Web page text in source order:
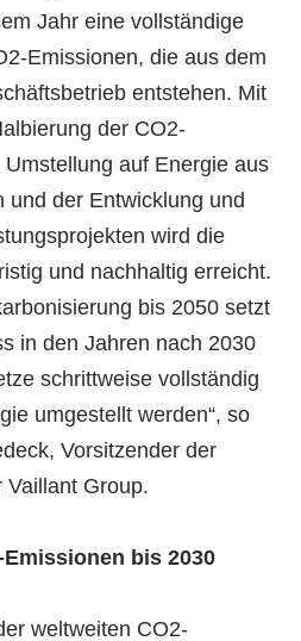
Jahr eine vollständige
Emissionen, die aus dem
entstehen. Mit
der CO2-
auf Energie aus
und der Entwicklung und
wird die
und nachhaltig erreicht.
bis 2050 setzt
in den Jahren nach 2030
schrittweise vollständig
umgestellt werden“, so
Vorsitzender der
Vaillant Group.
bis 2030
weltweiten CO2-